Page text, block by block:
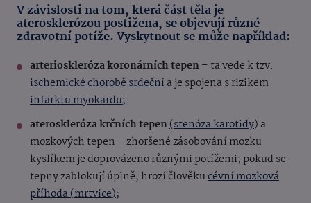
V závislosti na tom, která část těla je
aterosklerózou postižena, se objevují různé
zdravotní potíže. Vyskytnout se může například:
arterioskleróza koronárních tepen– ta vede k tzv.
ischemické chorobě srdečnía je spojena s rizikem
infarktu myokardu;
ateroskleróza krčních tepen(stenóza karotidy) a
mozkových tepen – zhoršené zásobování mozku
kyslíkem je doprovázeno různými potížemi; pokud se
tepny zablokují úplně, hrozí člověkucévní mozková
příhoda (mrtvice);